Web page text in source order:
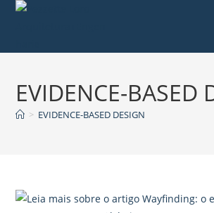
EVIDENCE-BASED
> EVIDENCE-BASED DESIGN